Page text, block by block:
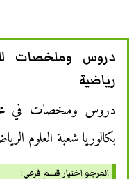
دروس وملخصات
رياضية
دروس وملخصات في
بكالوريا شعبة العلوم
المرجو اختيار قسم فرعي: